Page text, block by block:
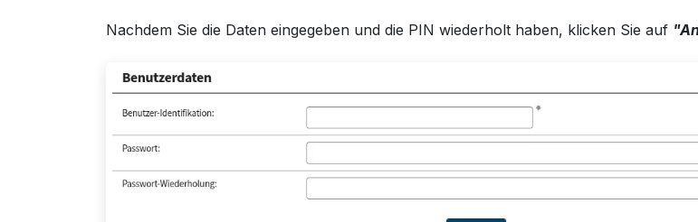
Nachdem Sie die Daten eingegeben und die PIN wiederholt haben, klicken Sie auf